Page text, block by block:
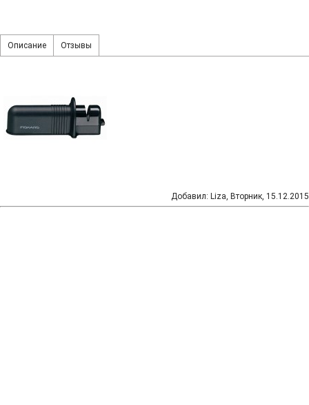
Описание Отзывы
Добавил: Liza, Вторник, 15.12.2015